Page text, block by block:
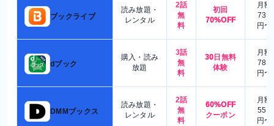
ブックライブ
読み放題・
レンタル
2話
無
料
初回
70%OFF
月額
730
円〜
dブック
購入・読み
放題
3話
無
料
30日無料
体験
月額
780
円〜
DMMブックス
読み放題・
レンタル
2話
無
料
60%OFF
クーポン
月額
550
円〜